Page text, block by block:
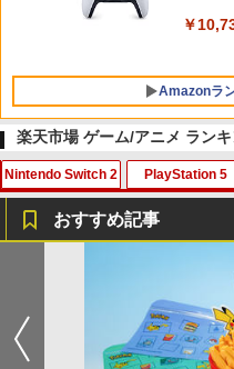
￥
Amazonラ
1
【純正
【純正
ラー (
1
劇場版
劇場版
楽天市場 ゲーム/アニメ ラン
Nintendo Switch 2
【特
ンス
船＆か
し騎士
￥
PlayStation 5
PRO
ル プ
ー 凹
ージョ
ロコン
アニ
劇場
￥
おすすめ記事